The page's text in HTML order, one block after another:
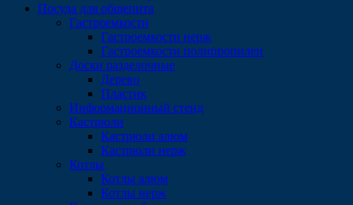
Посуда для общепита
Гастроемкости
Гастроемкости нерж
Гастроемкости полипропилен
Доски разделочные
Дерево
Пластик
Информационный стенд
Кастрюли
Кастрюли алюм
Кастрюли нерж
Котлы
Котлы алюм
Котлы нерж